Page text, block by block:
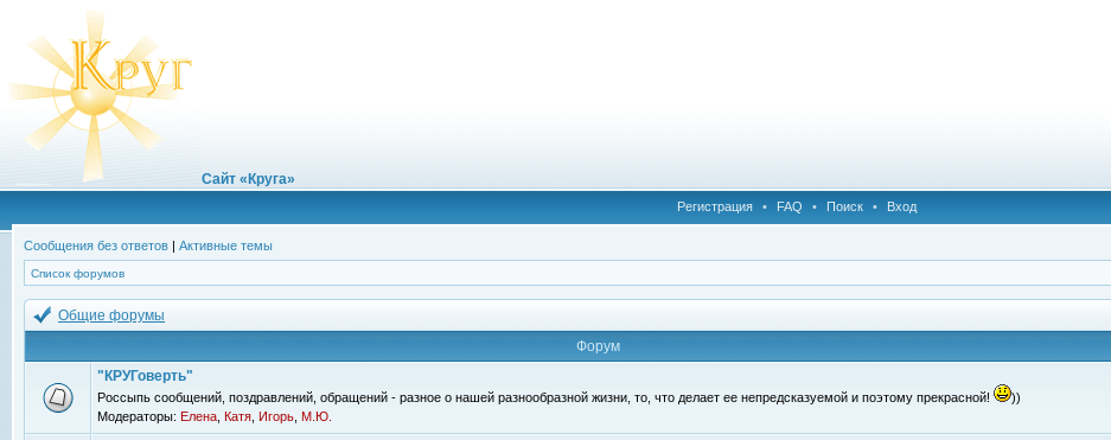
Сайт «Круга»
Регистрация • FAQ • Поиск • Вход
Сообщения без ответов | Активные темы
Список форумов
Общие форумы
Форум
"КРУГоверть"
Россыпь сообщений, поздравлений, обращений - разное о нашей разнообразной жизни, то, что делает ее непредсказуемой и поэтому прекрасной!
))
Модераторы: Елена Катя Игорь М.Ю.